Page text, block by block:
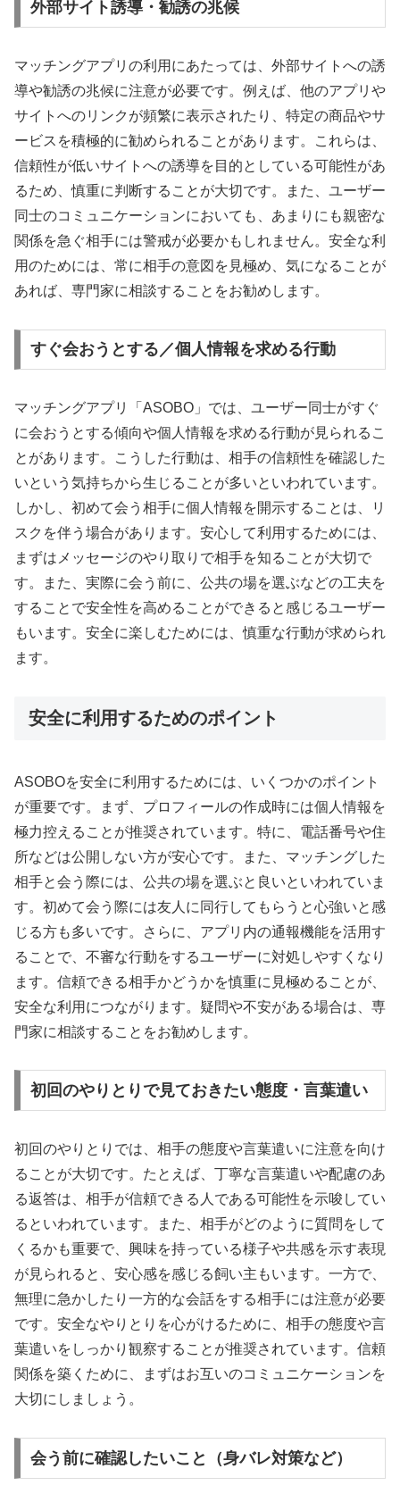
外部サイト誘導・勧誘の兆候
マッチングアプリの利用にあたっては、外部サイトへの誘
導や勧誘の兆候に注意が必要です。例えば、他のアプリや
サイトへのリンクが頻繁に表示されたり、特定の商品やサ
ービスを積極的に勧められることがあります。これらは、
信頼性が低いサイトへの誘導を目的としている可能性があ
るため、慎重に判断することが大切です。また、ユーザー
同士のコミュニケーションにおいても、あまりにも親密な
関係を急ぐ相手には警戒が必要かもしれません。安全な利
用のためには、常に相手の意図を見極め、気になることが
あれば、専門家に相談することをお勧めします。
すぐ会おうとする／個人情報を求める行動
マッチングアプリ「ASOBO」では、ユーザー同士がすぐ
に会おうとする傾向や個人情報を求める行動が見られるこ
とがあります。こうした行動は、相手の信頼性を確認した
いという気持ちから生じることが多いといわれています。
しかし、初めて会う相手に個人情報を開示することは、リ
スクを伴う場合があります。安心して利用するためには、
まずはメッセージのやり取りで相手を知ることが大切で
す。また、実際に会う前に、公共の場を選ぶなどの工夫を
することで安全性を高めることができると感じるユーザー
もいます。安全に楽しむためには、慎重な行動が求められ
ます。
安全に利用するためのポイント
ASOBOを安全に利用するためには、いくつかのポイント
が重要です。まず、プロフィールの作成時には個人情報を
極力控えることが推奨されています。特に、電話番号や住
所などは公開しない方が安心です。また、マッチングした
相手と会う際には、公共の場を選ぶと良いといわれていま
す。初めて会う際には友人に同行してもらうと心強いと感
じる方も多いです。さらに、アプリ内の通報機能を活用す
ることで、不審な行動をするユーザーに対処しやすくなり
ます。信頼できる相手かどうかを慎重に見極めることが、
安全な利用につながります。疑問や不安がある場合は、専
門家に相談することをお勧めします。
初回のやりとりで見ておきたい態度・言葉遣い
初回のやりとりでは、相手の態度や言葉遣いに注意を向け
ることが大切です。たとえば、丁寧な言葉遣いや配慮のあ
る返答は、相手が信頼できる人である可能性を示唆してい
るといわれています。また、相手がどのように質問をして
くるかも重要で、興味を持っている様子や共感を示す表現
が見られると、安心感を感じる飼い主もいます。一方で、
無理に急かしたり一方的な会話をする相手には注意が必要
です。安全なやりとりを心がけるために、相手の態度や言
葉遣いをしっかり観察することが推奨されています。信頼
関係を築くために、まずはお互いのコミュニケーションを
大切にしましょう。
会う前に確認したいこと（身バレ対策など）